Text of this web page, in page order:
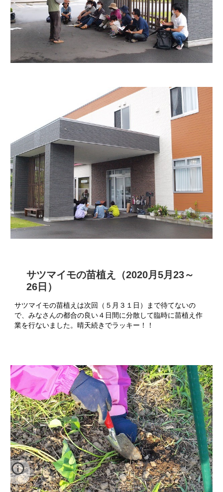
サツマイモの苗植え（2020月5月23～
26日）
サツマイモの苗植えは次回（５月３１日）まで待てないの
で、みなさんの都合の良い４日間に分散して臨時に苗植え作
業を行ないました。晴天続きでラッキー！！